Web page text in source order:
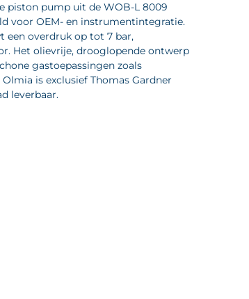
piston pump uit de WOB-L 8009
voor OEM- en instrumentintegratie.
een overdruk op tot 7 bar,
Het olievrije, drooglopende ontwerp
gastoepassingen zoals
is exclusief Thomas Gardner
leverbaar.